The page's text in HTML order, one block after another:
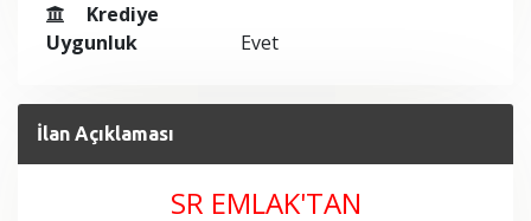
Krediye
Uygunluk
Evet
İlan Açıklaması
SR EMLAK'TAN